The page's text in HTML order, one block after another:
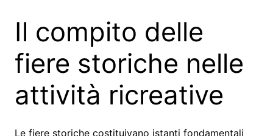
Il compito delle
fiere storiche nelle
attività ricreative
Le fiere storiche costituivano istanti fondamentali